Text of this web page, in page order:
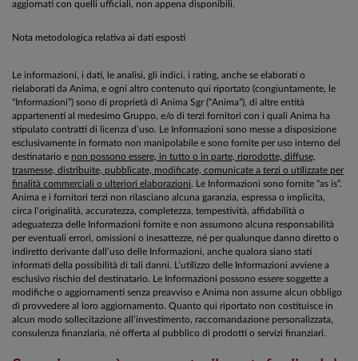
aggiornati con quelli ufficiali, non appena disponibili.
Nota metodologica relativa ai dati esposti
Le informazioni, i dati, le analisi, gli indici, i rating, anche se elaborati o
rielaborati da Anima, e ogni altro contenuto qui riportato (congiuntamente, le
“Informazioni”) sono di proprietà di Anima Sgr (“Anima”), di altre entità
appartenenti al medesimo Gruppo, e/o di terzi fornitori con i quali Anima ha
stipulato contratti di licenza d’uso. Le Informazioni sono messe a disposizione
esclusivamente in formato non manipolabile e sono fornite per uso interno del
destinatario e non possono essere, in tutto o in parte, riprodotte, diffuse,
trasmesse, distribuite, pubblicate, modificate, comunicate a terzi o utilizzate per
finalità commerciali o ulteriori elaborazioni. Le Informazioni sono fornite “as is”.
Anima e i fornitori terzi non rilasciano alcuna garanzia, espressa o implicita,
circa l’originalità, accuratezza, completezza, tempestività, affidabilità o
adeguatezza delle Informazioni fornite e non assumono alcuna responsabilità
per eventuali errori, omissioni o inesattezze, né per qualunque danno diretto o
indiretto derivante dall’uso delle Informazioni, anche qualora siano stati
informati della possibilità di tali danni. L’utilizzo delle Informazioni avviene a
esclusivo rischio del destinatario. Le Informazioni possono essere soggette a
modifiche o aggiornamenti senza preavviso e Anima non assume alcun obbligo
di provvedere al loro aggiornamento. Quanto qui riportato non costituisce in
alcun modo sollecitazione all’investimento, raccomandazione personalizzata,
consulenza finanziaria, né offerta al pubblico di prodotti o servizi finanziari.